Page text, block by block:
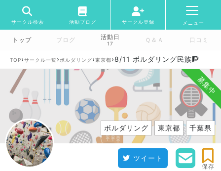
サークル検索 活動ブログ サークル登録 メニュー
トップ ブログ 活動日
17 Ｑ＆Ａ 口コミ
TOP›サークル一覧 › ボルダリング›東京都›8/11 ボルダリング民族🧗
募集中
ボルダリング 東京都 千葉県
ツイート
保存